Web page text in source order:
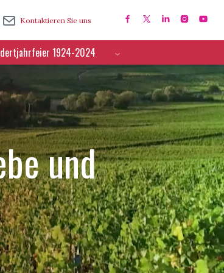
Kontaktieren Sie uns
1924-2024
und